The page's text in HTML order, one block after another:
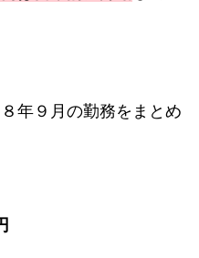
年９月の勤務をまとめ